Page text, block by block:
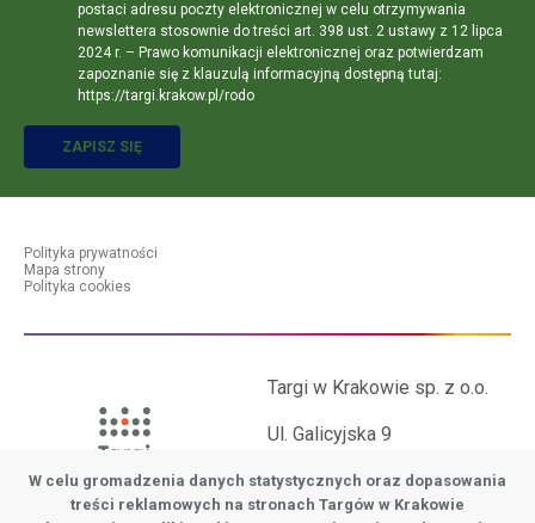
postaci adresu poczty elektronicznej w celu otrzymywania
newslettera stosownie do treści art. 398 ust. 2 ustawy z 12 lipca
2024 r. – Prawo komunikacji elektronicznej oraz potwierdzam
zapoznanie się z klauzulą informacyjną dostępną tutaj:
https://targi.krakow.pl/rodo
ZAPISZ SIĘ
polityka prywatności
Polityka prywatności
Mapa strony
Polityka cookies
Targi w Krakowie sp. z o.o.
Ul. Galicyjska 9
31-586 Kraków
W celu gromadzenia danych statystycznych oraz dopasowania
treści reklamowych na stronach Targów w Krakowie